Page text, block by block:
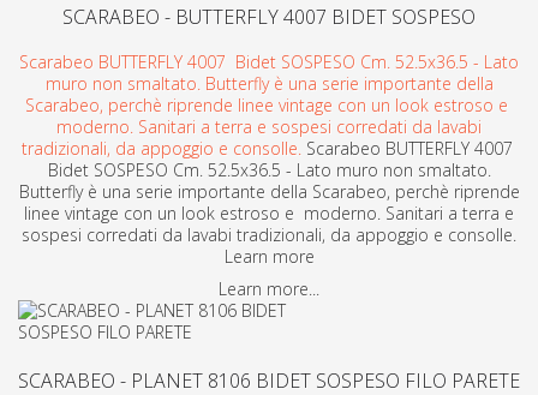
SCARABEO - BUTTERFLY 4007 BIDET SOSPESO
Scarabeo BUTTERFLY 4007 Bidet SOSPESO Cm. 52.5x36.5 - Lato
muro non smaltato. Butterfly è una serie importante della
Scarabeo, perchè riprende linee vintage con un look estroso e
moderno. Sanitari a terra e sospesi corredati da lavabi
tradizionali, da appoggio e consolle. Scarabeo BUTTERFLY 4007
Bidet SOSPESO Cm. 52.5x36.5 - Lato muro non smaltato.
Butterfly è una serie importante della Scarabeo, perchè riprende
linee vintage con un look estroso e moderno. Sanitari a terra e
sospesi corredati da lavabi tradizionali, da appoggio e consolle.
Learn more
Learn more...
SCARABEO - PLANET 8106 BIDET SOSPESO FILO PARETE